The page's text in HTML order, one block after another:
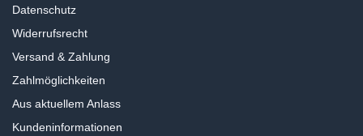
Datenschutz
Widerrufsrecht
Versand & Zahlung
Zahlmöglichkeiten
Aus aktuellem Anlass
Kundeninformationen